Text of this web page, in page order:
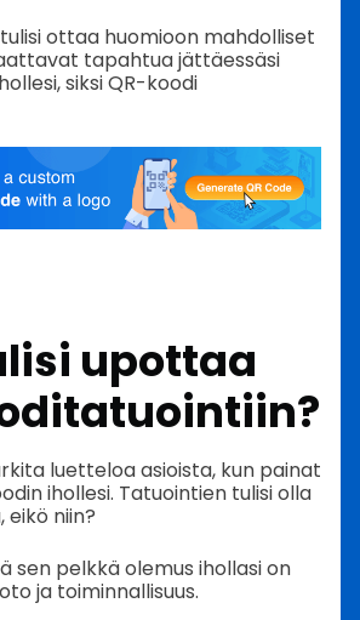
ottaa huomioon mahdolliset
tapahtua jättäessäsi
siksi QR-koodi
upottaa
luetteloa asioista, kun painat
ihollesi. Tatuointien tulisi olla
eikö niin?
sen pelkkä olemus ihollasi on
ja toiminnallisuus.